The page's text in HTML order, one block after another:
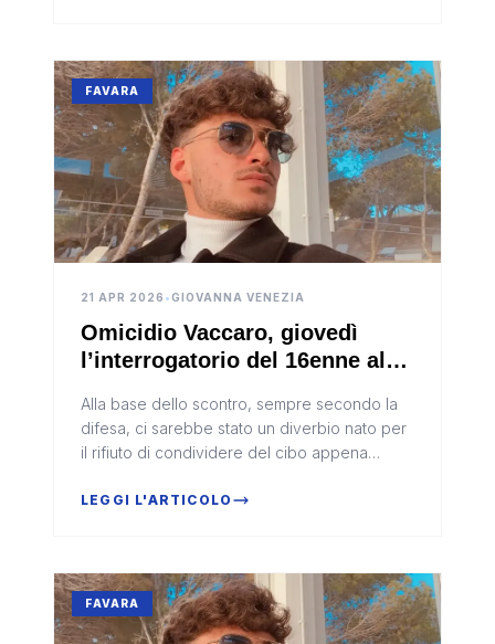
FAVARA
21 APR 2026 •GIOVANNA VENEZIA
Omicidio Vaccaro, giovedì
l’interrogatorio del 16enne al
Alla base dello scontro, sempre secondo la
difesa, ci sarebbe stato un diverbio nato per
il rifiuto di condividere del cibo appena
LEGGI L'ARTICOLO
FAVARA